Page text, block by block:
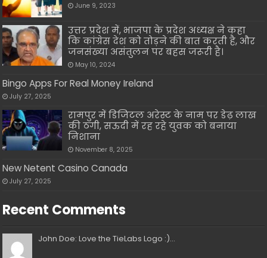
June 9, 2023
उत्तर प्रदेश में, भाजपा के प्रदेश अध्यक्ष ने कहा
कि कांग्रेस देश को तोड़ने की बात करती है, और
जनसंख्या असंतुलन पर बहस जरूरी है।
May 10, 2024
Bingo Apps For Real Money Ireland
July 27, 2025
रामपुर में डिजिटल अरेस्ट के नाम पर डेढ़ लाख
की ठगी, सऊदी में रह रहे युवक को बनाया
निशाना
November 8, 2025
New Netent Casino Canada
July 27, 2025
Recent Comments
John Doe: Love the TieLabs Logo :)...